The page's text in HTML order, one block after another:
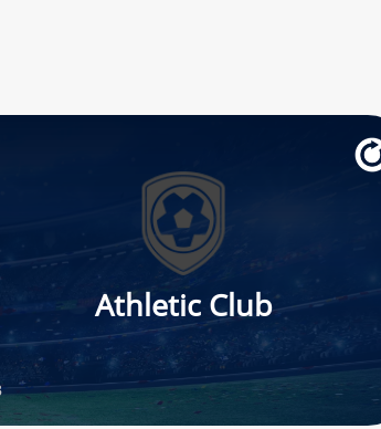
Athletic Club